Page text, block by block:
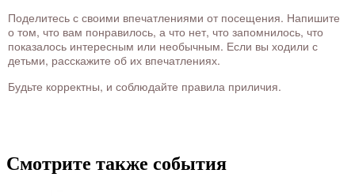
Поделитесь с своими впечатлениями от посещения. Напишите
о том, что вам понравилось, а что нет, что запомнилось, что
показалось интересным или необычным. Если вы ходили с
детьми, расскажите об их впечатлениях.
Будьте корректны, и соблюдайте правила приличия.
Смотрите также события